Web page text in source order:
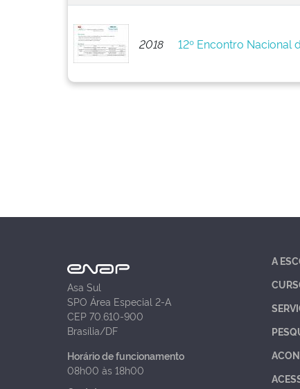
2018 12º Encontro Nacional
Asa Sul
SPO Área Especial 2-A
CEP 70.610-900
Brasília/DF
Horário de funcionamento
08h00 às 18h00
A